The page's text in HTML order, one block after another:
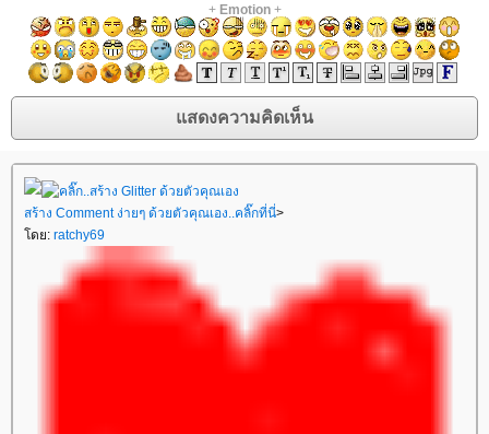
+ Emotion+
สร้าง Comment ง่ายๆ ด้วยตัวคุณเอง..คลิ๊กที่นี่>
ดย: ratchy69